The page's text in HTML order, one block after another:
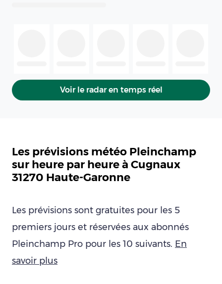
Voir le radar en temps réel
Les prévisions météo Pleinchamp
sur heure par heure à Cugnaux
31270 Haute-Garonne
Les prévisions sont gratuites pour les 5
premiers jours et réservées aux abonnés
Pleinchamp Pro pour les 10 suivants. En
savoir plus